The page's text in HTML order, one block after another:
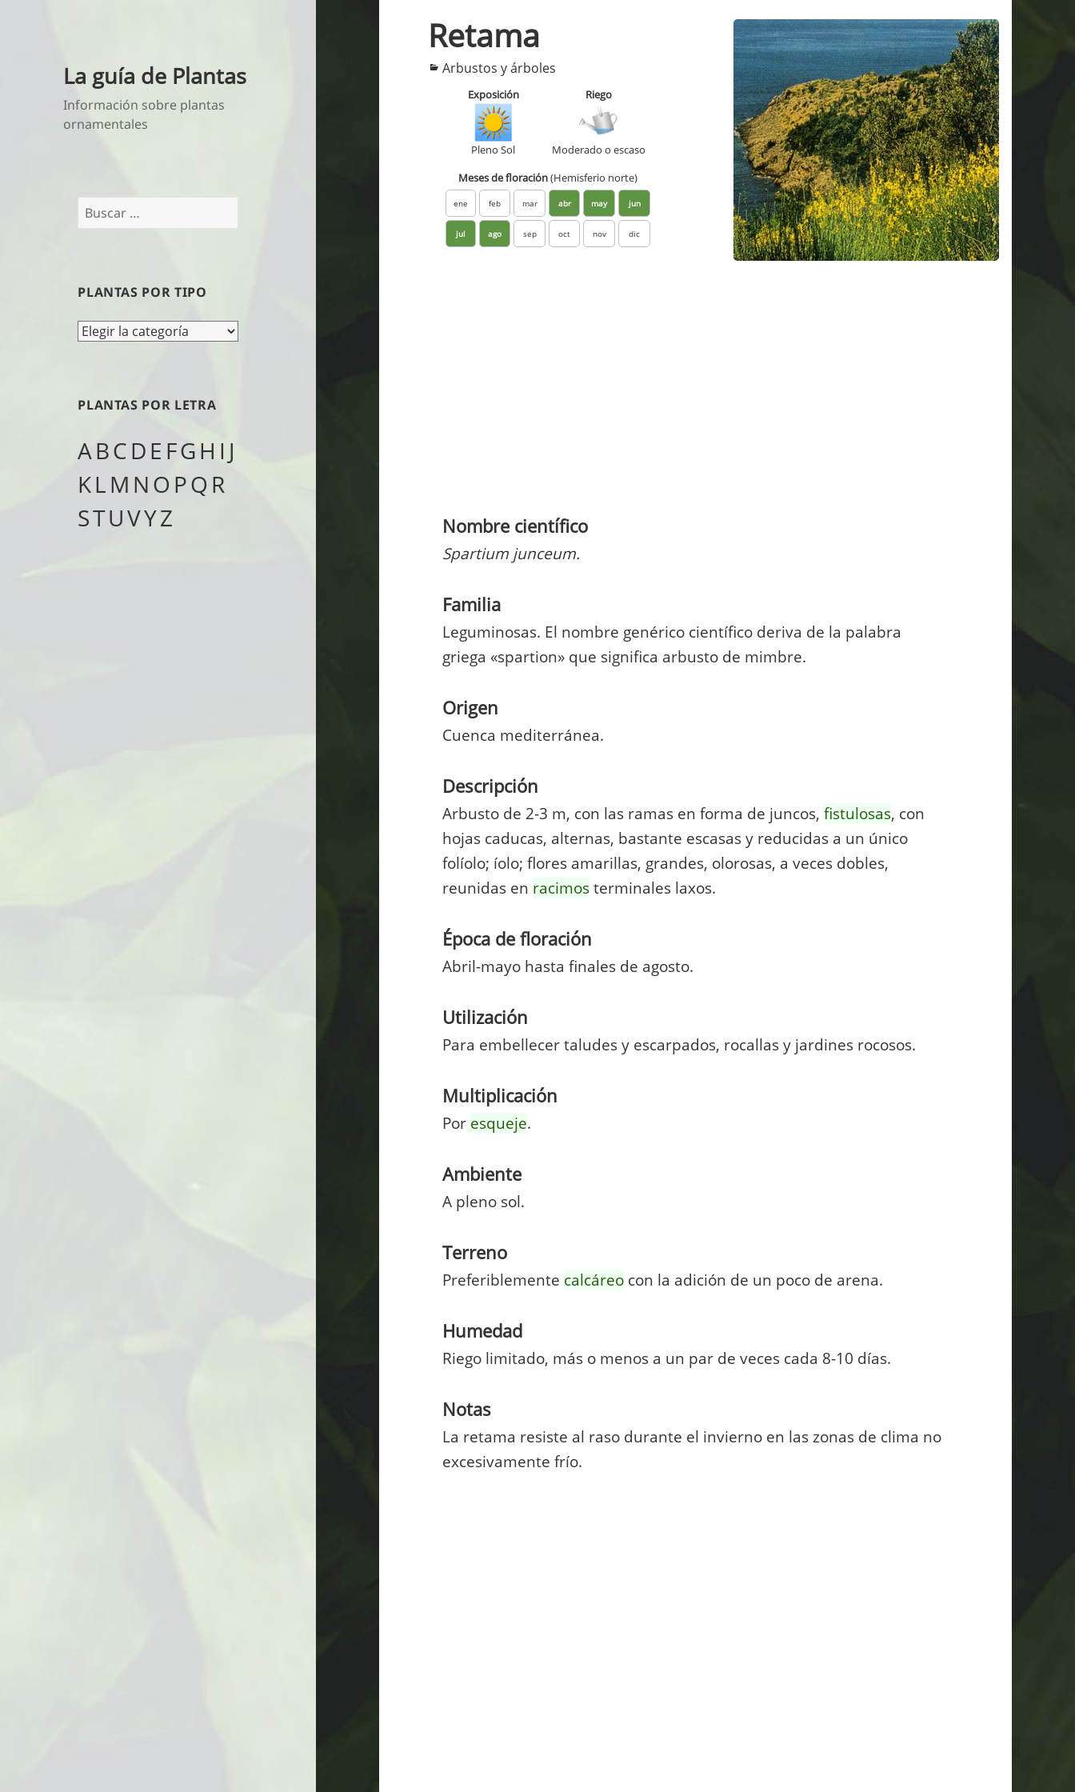
La guía de Plantas
Información sobre plantas
ornamentales
Buscar:
PLANTAS POR TIPO
Plantas
PLANTAS POR LETRA
ABCDE FGH I J
KLM NO PQ R
STUVYZ
Retama
Categorías
Arbustos y árboles
Exposición
Pleno Sol
Riego
Moderado o escaso
Meses de floración(Hemisferio norte)
ene feb mar abr may jun
jul ago sep oct nov dic
Nombre científico
Spartium junceum.
Familia
Leguminosas. El nombre genérico científico deriva de la palabra
griega «spartion» que significa arbusto de mimbre.
Origen
Cuenca mediterránea.
Descripción
Arbusto de 2-3 m, con las ramas en forma de juncos,fistulosas, con
hojas caducas, alternas, bastante escasas y reducidas a un único
folíolo; íolo; flores amarillas, grandes, olorosas, a veces dobles,
reunidas en racimosterminales laxos.
Época de floración
Abril-mayo hasta finales de agosto.
Utilización
Para embellecer taludes y escarpados, rocallas y jardines rocosos.
Multiplicación
Por esqueje.
Ambiente
A pleno sol.
Terreno
Preferiblemente calcáreo con la adición de un poco de arena.
Humedad
Riego limitado, más o menos a un par de veces cada 8-10 días.
Notas
La retama resiste al raso durante el invierno en las zonas de clima no
excesivamente frío.